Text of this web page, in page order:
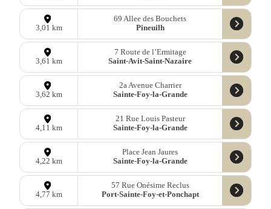
3,01 km
69 Allee des Bouchets
Pineuilh
3,61 km
7 Route de l’Ermitage
Saint-Avit-Saint-Nazaire
3,62 km
2a Avenue Charrier
Sainte-Foy-la-Grande
4,11 km
21 Rue Louis Pasteur
Sainte-Foy-la-Grande
4,22 km
Place Jean Jaures
Sainte-Foy-la-Grande
4,77 km
57 Rue Onésime Reclus
Port-Sainte-Foy-et-Ponchapt